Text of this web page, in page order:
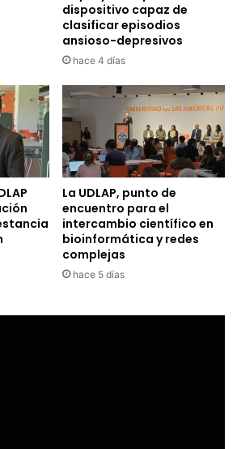
dispositivo capaz de
clasificar episodios
ansioso-depresivos
hace 4 días
La UDLAP, punto de
encuentro para el
intercambio científico en
bioinformática y redes
complejas
hace 5 días